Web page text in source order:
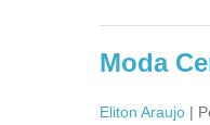
Moda
Eliton Araujo |